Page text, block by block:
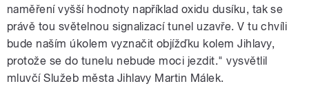
naměření vyšší hodnoty například oxidu dusíku, tak se
právě tou světelnou signalizací tunel uzavře. V tu chvíli
bude naším úkolem vyznačit objížďku kolem Jihlavy,
protože se do tunelu nebude moci jezdit." vysvětlil
mluvčí Služeb města Jihlavy Martin Málek.